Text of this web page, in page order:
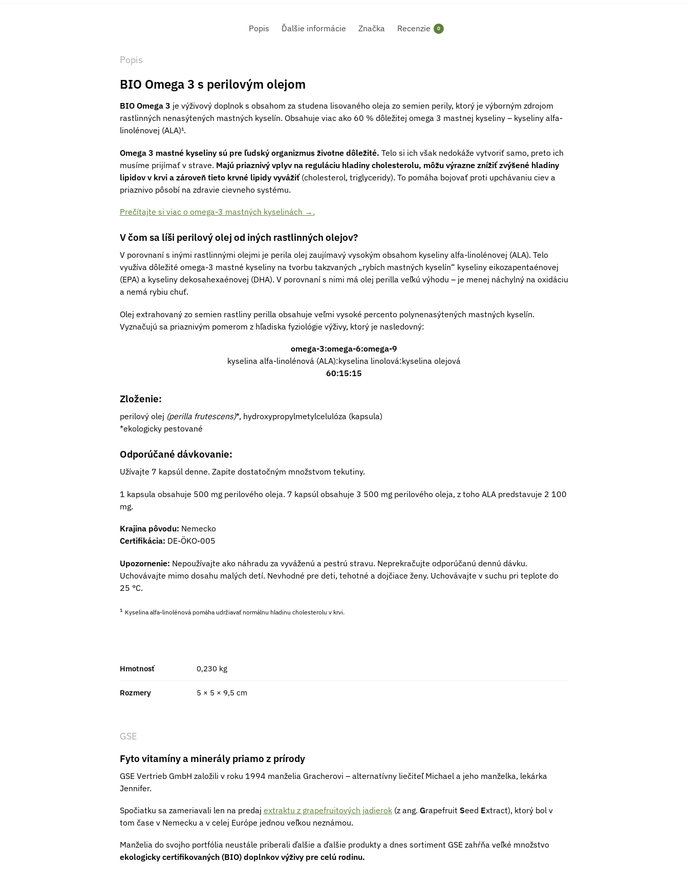
Popis Ďalšie informácie Značka Recenzie 0
Popis
BIO Omega 3 s perilovým olejom
BIO Omega 3 je výživový doplnok s obsahom za studena lisovaného oleja zo semien perily, ktorý je výborným zdrojom
rastlinných nenasýtených mastných kyselín. Obsahuje viac ako 60 % dôležitej omega 3 mastnej kyseliny – kyseliny alfa-
linolénovej (ALA)¹.
Omega 3 mastné kyseliny sú pre ľudský organizmus životne dôležité. Telo si ich však nedokáže vytvoriť samo, preto ich
musíme prijímať v strave. Majú priaznivý vplyv na reguláciu hladiny cholesterolu, môžu výrazne znížiť zvýšené hladiny
lipidov v krvi a zároveň tieto krvné lipidy vyvážiť(cholesterol, triglyceridy). To pomáha bojovať proti upchávaniu ciev a
priaznivo pôsobí na zdravie cievneho systému.
Prečítajte si viac o omega-3 mastných kyselinách →.
V čom sa líši perilový olej od iných rastlinných olejov?
V porovnaní s inými rastlinnými olejmi je perila olej zaujímavý vysokým obsahom kyseliny alfa-linolénovej (ALA). Telo
využíva dôležité omega-3 mastné kyseliny na tvorbu takzvaných „rybích mastných kyselín“ kyseliny eikozapentaénovej
(EPA) a kyseliny dekosahexaénovej (DHA). V porovnaní s nimi má olej perilla veľkú výhodu – je menej náchylný na oxidáciu
a nemá rybiu chuť.
Olej extrahovaný zo semien rastliny perilla obsahuje veľmi vysoké percento polynenasýtených mastných kyselín.
Vyznačujú sa priaznivým pomerom z hľadiska fyziológie výživy, ktorý je nasledovný:
omega-3:omega-6:omega-9
kyselina alfa-linolénová (ALA):kyselina linolová:kyselina olejová
60:15:15
Zloženie:
perilový olej (perilla frutescens)*, hydroxypropylmetylcelulóza (kapsula)
*ekologicky pestované
Odporúčané dávkovanie:
Užívajte 7 kapsúl denne. Zapite dostatočným množstvom tekutiny.
1 kapsula obsahuje 500 mg perilového oleja. 7 kapsúl obsahuje 3 500 mg perilového oleja, z toho ALA predstavuje 2 100
mg.
Krajina pôvodu: Nemecko
Certifikácia: DE-ÖKO-005
Upozornenie: Nepoužívajte ako náhradu za vyváženú a pestrú stravu. Neprekračujte odporúčanú dennú dávku.
Uchovávajte mimo dosahu malých detí. Nevhodné pre deti, tehotné a dojčiace ženy. Uchovávajte v suchu pri teplote do
25 °C.
¹ Kyselina alfa-linolénová pomáha udržiavať normálnu hladinu cholesterolu v krvi.
Hmotnosť 0,230 kg
Rozmery 5 × 5 × 9,5 cm
GSE
Fyto vitamíny a minerály priamo z prírody
GSE Vertrieb GmbH založili v roku 1994 manželia Gracherovi – alternatívny liečiteľ Michael a jeho manželka, lekárka
Jennifer.
Spočiatku sa zameriavali len na predaj extraktu z grapefruitových jadierok(z ang. Grapefruit Seed Extract), ktorý bol v
tom čase v Nemecku a v celej Európe jednou veľkou neznámou.
Manželia do svojho portfólia neustále priberali ďalšie a ďalšie produkty a dnes sortiment GSE zahŕňa veľké množstvo
ekologicky certifikovaných (BIO) doplnkov výživy pre celú rodinu.